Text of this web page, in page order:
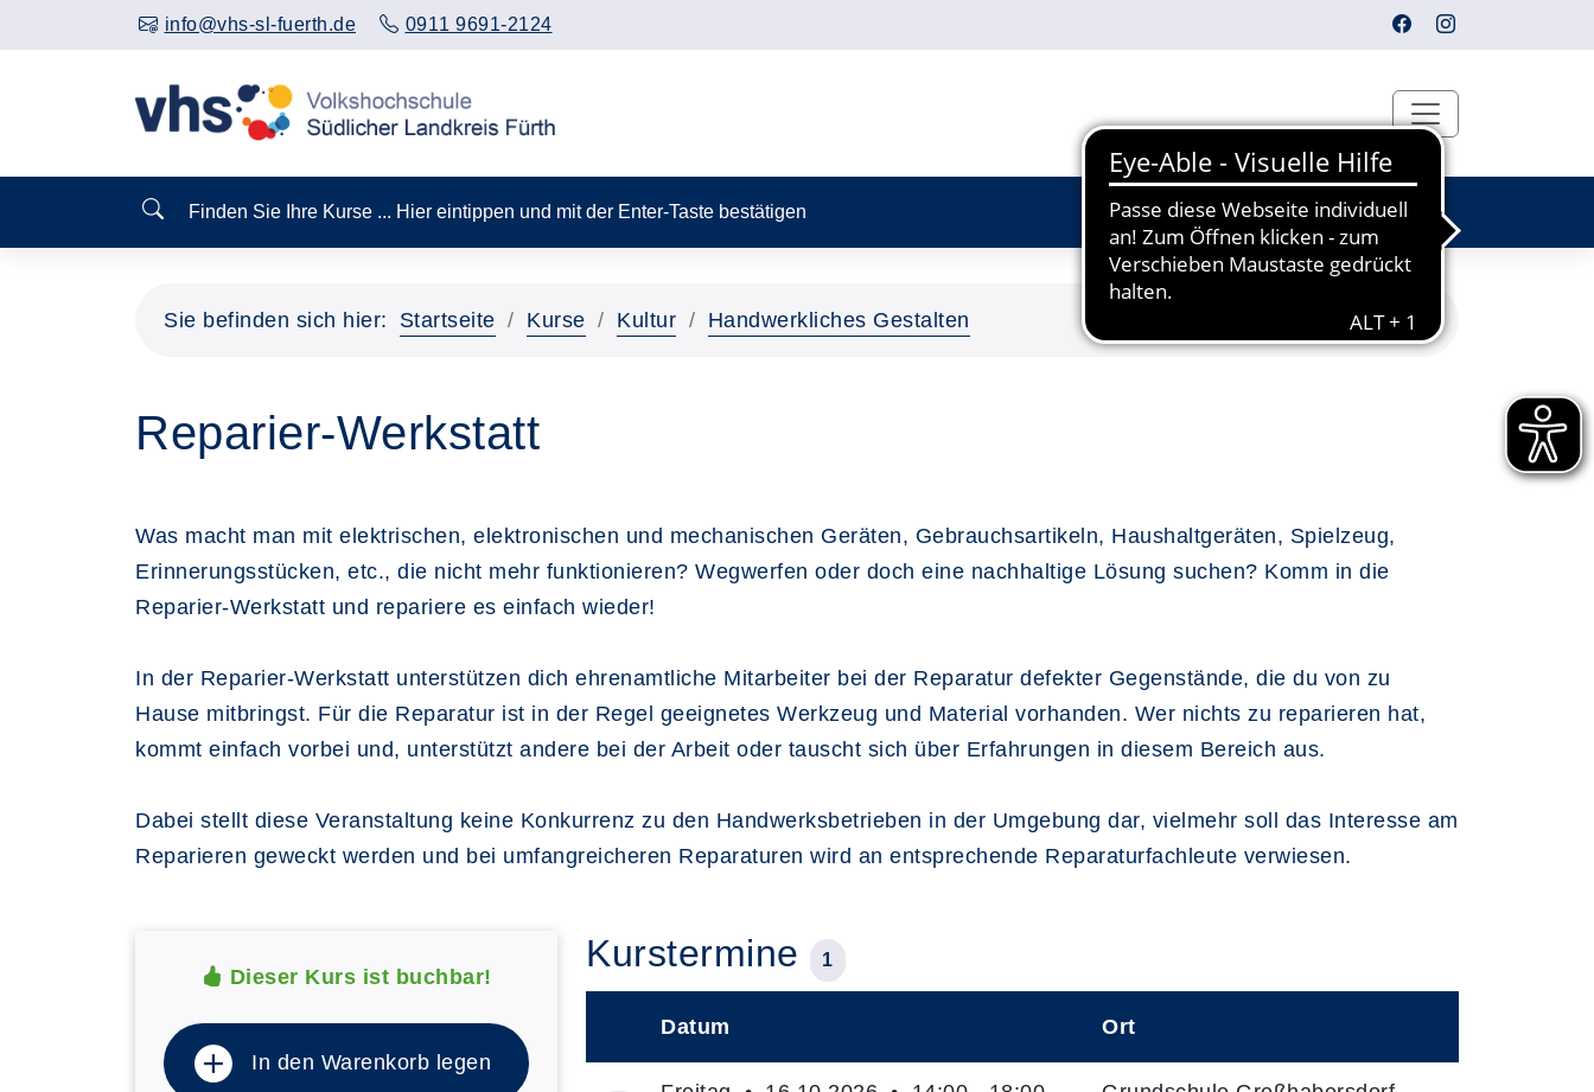
info@vhs-sl-fuerth.de 0911 9691-2124
Finden Sie Ihre Kurse ... Hier eintippen und mit der Enter-Taste bestätigen
Sie befinden sich hier: Startseite Kurse Kultur Handwerkliches Gestalten
Reparier-Werkstatt
Was macht man mit elektrischen, elektronischen und mechanischen Geräten, Gebrauchsartikeln, Haushaltgeräten, Spielzeug,
Erinnerungsstücken, etc., die nicht mehr funktionieren? Wegwerfen oder doch eine nachhaltige Lösung suchen? Komm in die
Reparier-Werkstatt und repariere es einfach wieder!
In der Reparier-Werkstatt unterstützen dich ehrenamtliche Mitarbeiter bei der Reparatur defekter Gegenstände, die du von zu
Hause mitbringst. Für die Reparatur ist in der Regel geeignetes Werkzeug und Material vorhanden. Wer nichts zu reparieren hat,
kommt einfach vorbei und, unterstützt andere bei der Arbeit oder tauscht sich über Erfahrungen in diesem Bereich aus.
Dabei stellt diese Veranstaltung keine Konkurrenz zu den Handwerksbetrieben in der Umgebung dar, vielmehr soll das Interesse am
Reparieren geweckt werden und bei umfangreicheren Reparaturen wird an entsprechende Reparaturfachleute verwiesen.
Dieser Kurs ist buchbar!
In den Warenkorb legen
Kurstermine 1
Datum Ort